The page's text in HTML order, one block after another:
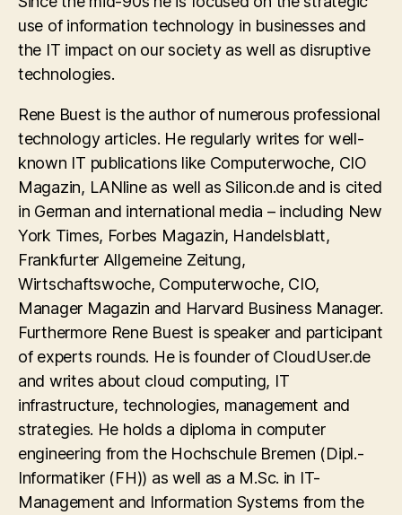
use of information technology in businesses and
the IT impact on our society as well as disruptive
technologies.
Rene Buest is the author of numerous professional
technology articles. He regularly writes for well-
known IT publications like Computerwoche, CIO
Magazin, LANline as well as Silicon.de and is cited
in German and international media – including New
York Times, Forbes Magazin, Handelsblatt,
Frankfurter Allgemeine Zeitung,
Wirtschaftswoche, Computerwoche, CIO,
Manager Magazin and Harvard Business Manager.
Furthermore Rene Buest is speaker and participant
of experts rounds. He is founder of CloudUser.de
and writes about cloud computing, IT
infrastructure, technologies, management and
strategies. He holds a diploma in computer
engineering from the Hochschule Bremen (Dipl.-
Informatiker (FH)) as well as a M.Sc. in IT-
Management and Information Systems from the